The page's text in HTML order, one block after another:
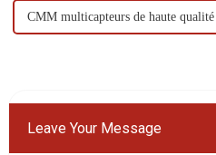
CMM multicapteurs de haute qualité
Leave Your Message